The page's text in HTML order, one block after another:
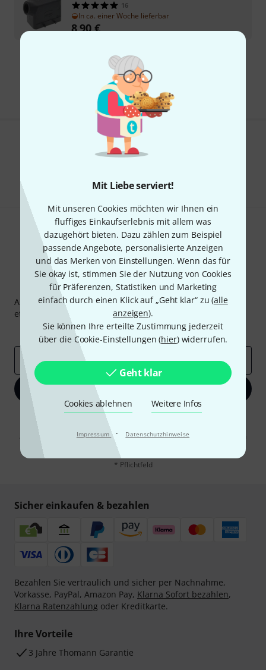
Mit Liebe serviert!
Mit unseren Cookies möchten wir Ihnen ein
fluffiges Einkaufserlebnis mit allem was
dazugehört bieten. Dazu zählen zum Beispiel
passende Angebote, personalisierte Anzeigen
und das Merken von Einstellungen. Wenn das für
Sie okay ist, stimmen Sie der Nutzung von Cookies
für Präferenzen, Statistiken und Marketing
einfach durch einen Klick auf „Geht klar“ zu (alle
anzeigen).
Sie können Ihre erteilte Zustimmung jederzeit
über die Cookie-Einstellungen (hier) widerrufen.
Geht klar
Cookies ablehnen Weitere Infos
Impressum · Datenschutzhinweise
16
In ca. einer Woche lieferbar
8,90€
Kostenloser Versand ab 29 €
Alle Preise inkl. MwSt.
Gefällt Ihnen, was Sie sehen?
Thomann Newsletter
Abonniere den Thomann Newsletter und gewinne mit
etwas Glück einen von
50 Gutscheinen
Inspirierende Beiträge
Deals Thomann Insights
E-Mail-Adresse*
Jetzt anmelden
Mit Klick auf „Jetzt anmelden“ stimmen Sie dem Erhalt von E-Mail-
Werbung und einer Messung des E-Mail-Nutzungsverhaltens zu. Die
Abmeldung ist jederzeit möglich. Weitere Informationen finden Sie in
Datenschutzhinweisen
* Pflichtfeld
Sicher einkaufen & bezahlen
Bezahlen Sie vertraulich und sicher per Nachnahme,
Vorkasse, PayPal, Amazon Pay, Klarna Sofort bezahlen,
Klarna Ratenzahlung oder Kreditkarte.
Ihre Vorteile
3 Jahre Thomann Garantie